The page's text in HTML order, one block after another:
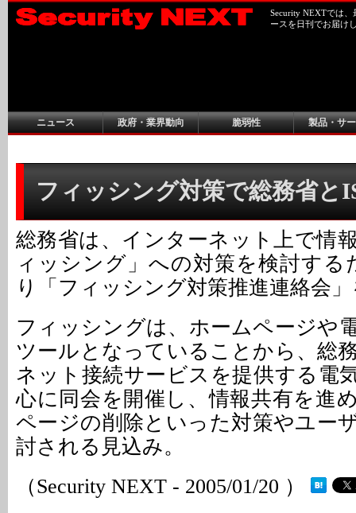
Security NEXTでは
ースを日刊でお届け
ニュース 政府・業界動向 脆弱性 製品・サ
フィッシング対策で総務省と
総務省は、インターネット上で情
ィッシング」への対策を検討する
り「フィッシング対策推進連絡会
フィッシングは、ホームページや
ツールとなっていることから、総
ネット接続サービスを提供する電
心に同会を開催し、情報共有を進
ページの削除といった対策やユー
討される見込み。
（Security NEXT - 2005/01/20 ）